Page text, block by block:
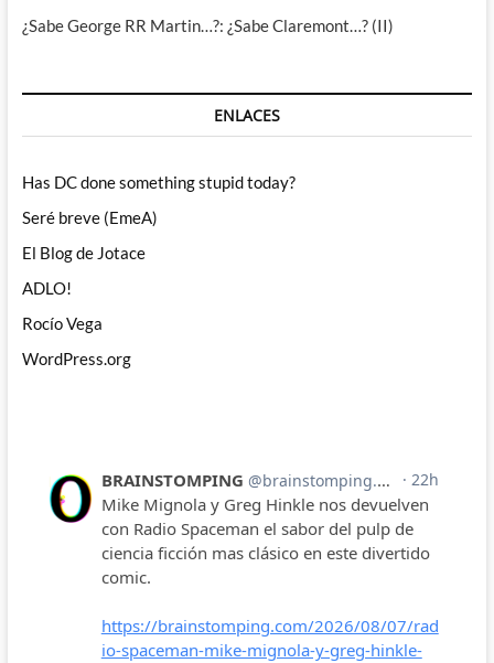
¿Sabe George RR Martin…?: ¿Sabe Claremont…? (II)
ENLACES
Has DC done something stupid today?
Seré breve (EmeA)
El Blog de Jotace
ADLO!
Rocío Vega
WordPress.org